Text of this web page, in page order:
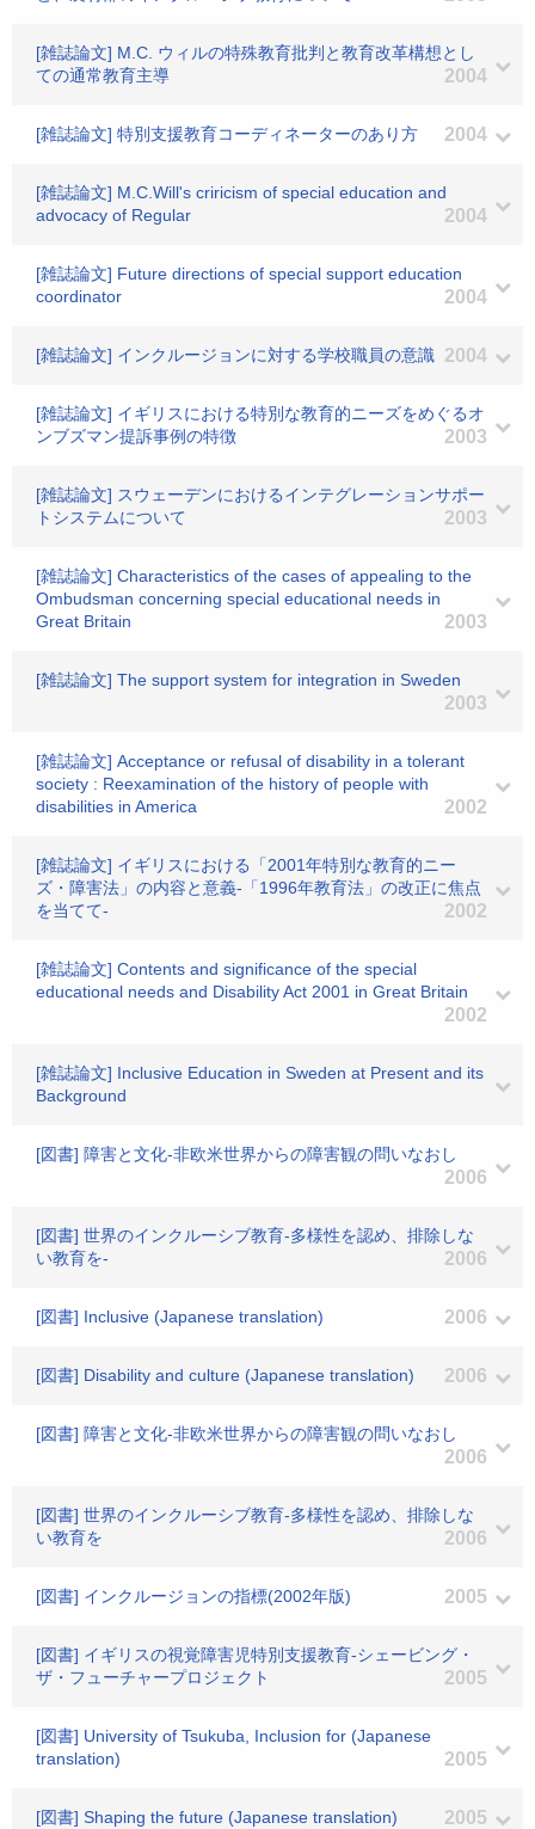
[雑誌論文] M.C. ウィルの特殊教育批判と教育改革構想とし
ての通常教育主導
2004
[雑誌論文] 特別支援教育コーディネーターのあり方 2004
[雑誌論文] M.C.Will's criricism of special education and
advocacy of Regular
2004
[雑誌論文] Future directions of special support education
coordinator
2004
[雑誌論文] インクルージョンに対する学校職員の意識 2004
[雑誌論文] イギリスにおける特別な教育的ニーズをめぐるオ
ンブズマン提訴事例の特徴
2003
[雑誌論文] スウェーデンにおけるインテグレーションサポー
トシステムについて
2003
[雑誌論文] Characteristics of the cases of appealing to the
Ombudsman concerning special educational needs in
Great Britain
2003
[雑誌論文] The support system for integration in Sweden
2003
[雑誌論文] Acceptance or refusal of disability in a tolerant
society : Reexamination of the history of people with
disabilities in America
2002
[雑誌論文] イギリスにおける「2001年特別な教育的ニー
ズ・障害法」の内容と意義-「1996年教育法」の改正に焦点
を当てて-
2002
[雑誌論文] Contents and significance of the special
educational needs and Disability Act 2001 in Great Britain
2002
[雑誌論文] Inclusive Education in Sweden at Present and its
Background
[図書] 障害と文化-非欧米世界からの障害観の問いなおし
2006
[図書] 世界のインクルーシブ教育-多様性を認め、排除しな
い教育を-
2006
[図書] Inclusive (Japanese translation) 2006
[図書] Disability and culture (Japanese translation) 2006
[図書] 障害と文化-非欧米世界からの障害観の問いなおし
2006
[図書] 世界のインクルーシブ教育-多様性を認め、排除しな
い教育を
2006
[図書] インクルージョンの指標(2002年版) 2005
[図書] イギリスの視覚障害児特別支援教育-シェービング・
ザ・フューチャープロジェクト
2005
[図書] University of Tsukuba, Inclusion for (Japanese
translation)
2005
[図書] Shaping the future (Japanese translation) 2005